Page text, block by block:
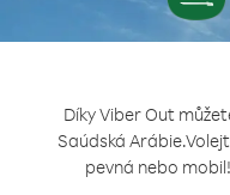
Díky Viber Out
Saúdská Arábie.
pevná nebo